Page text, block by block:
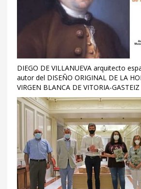
DIEGO DE VILLANUEVA arquitecto
autor del DISEÑO ORIGINAL DE LA
VIRGEN BLANCA DE VITORIA-GASTEIZ